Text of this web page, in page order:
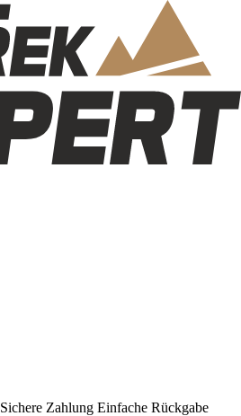
Sichere Zahlung Einfache Rückgabe